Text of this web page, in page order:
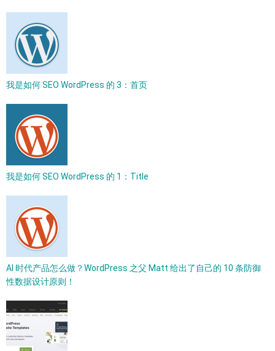
我是如何 SEO WordPress 的 3：首页
我是如何 SEO WordPress 的 1：Title
AI 时代产品怎么做？WordPress 之父 Matt 给出了自己的 10 条防御
性数据设计原则！